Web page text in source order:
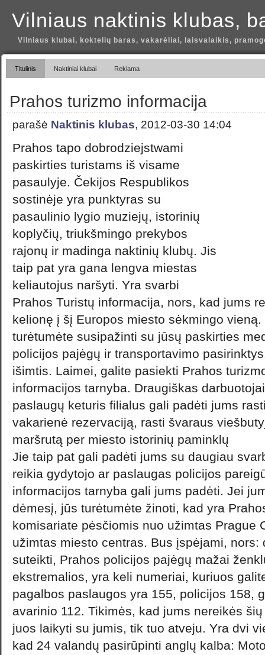
Vilniaus naktinis klubas,
Vilniaus klubai, koktelių baras, vakarėliai, laisvalaikis,
Titulinis Naktiniai klubai Reklama
Prahos turizmo informacija
parašė Naktinis klubas, 2012-03-30 14:04
Prahos tapo dobrodziejstwami
paskirties turistams iš visame
pasaulyje. Čekijos Respublikos
sostinėje yra punktyras su
pasaulinio lygio muziejų, istorinių
koplyčių, triukšmingo prekybos
rajonų ir madinga naktinių klubų. Jis
taip pat yra gana lengva miestas
keliautojus naršyti. Yra svarbi
Prahos Turistų informacija, nors, kad jums
kelionę į šį Europos miesto sėkmingo
turėtumėte susipažinti su jūsų paskirties
policijos pajėgų ir transportavimo
išimtis. Laimei, galite pasiekti Prahos
informacijos tarnyba. Draugiškas
paslaugų keturis filialus gali padėti jums
vakarienė rezervaciją, rasti švaraus
maršrutą per miesto istorinių paminklų
Jie taip pat gali padėti jums su daugiau
reikia gydytojo ar paslaugas policijos
informacijos tarnyba gali jums padėti. Jei
dėmesį, jūs turėtumėte žinoti, kad yra
komisariate pėsčiomis nuo užimtas Prague
užimtas miesto centras. Bus įspėjami, nors:
suteikti, Prahos policijos pajėgų mažai
ekstremalios, yra keli numeriai, kuriuos
pagalbos paslaugos yra 155, policijos 158,
avarinio 112. Tikimės, kad jums nereikės
juos laikyti su jumis, tik tuo atveju. Yra dvi
kad 24 valandų pasirūpinti anglų kalba: